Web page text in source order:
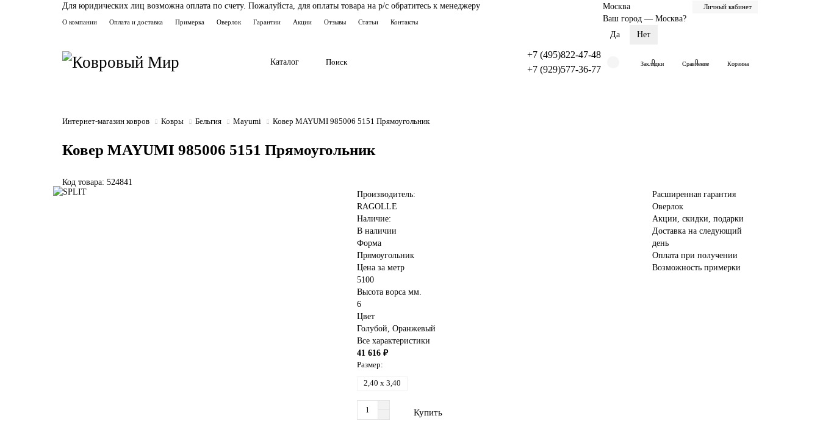
Для юридических лиц возможна оплата по счету. Пожалуйста, для оплаты товара на р/с обратитесь к менеджеру
О компании Оплата и доставка Примерка Оверлок Гарантии Акции Отзывы Статьи Контакты
Москва
Ваш город — Москва?
Личный кабинет
Каталог
+7 (495)822-47-48
+7 (929)577-36-77
0
Закладки 0
Сравнение Корзина
Интернет-магазин ковров Ковры Бельгия Mayumi Ковер MAYUMI 985006 5151 Прямоугольник
Ковер MAYUMI 985006 5151 Прямоугольник
Код товара: 524841
Производитель:
RAGOLLE
Наличие:
В наличии
Форма
Прямоугольник
Цена за метр
5100
Высота ворса мм.
6
Цвет
Голубой,Оранжевый
Все характеристики
41 616 ₽
Размер:
2,40 x 3,40
Купить
Расширенная гарантия
Оверлок
Акции, скидки, подарки
Доставка на следующий
день
Оплата при получении
Возможность примерки